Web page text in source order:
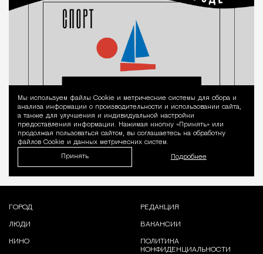
Уведомление
Мы используем файлы Сookie и метрические системы для сбора и
анализа информации о производительности и использовании сайта,
а также для улучшения и индивидуальной настройки
предоставления информации. Нажимая кнопку «Принять» или
продолжая пользоваться сайтом, вы соглашаетесь на обработку
файлов Cookie и данных метрических систем.
Принять Подробнее
ГОРОД
ЛЮДИ
КИНО
РЕДАКЦИЯ
ВАКАНСИИ
ПОЛИТИКА
КОНФИДЕНЦИАЛЬНОСТИ